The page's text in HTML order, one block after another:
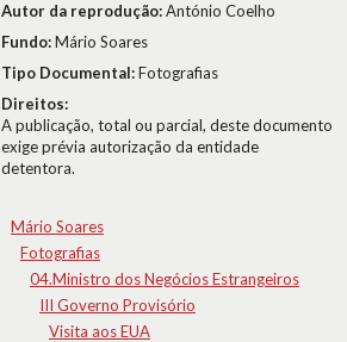
Autor da reprodução:António Coelho
Fundo:Mário Soares
Tipo Documental:Fotografias
Direitos:
A publicação, total ou parcial, deste documento
exige prévia autorização da entidade
detentora.
Mário Soares
Fotografias
04.Ministro dos Negócios Estrangeiros
III Governo Provisório
Visita aos EUA